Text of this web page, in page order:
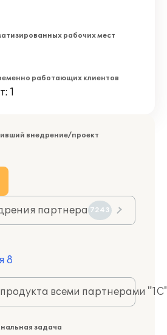
рабочих мест
работающих клиентов
1
внедрение/проект
партнера 7243
8
всеми партнерами
задача